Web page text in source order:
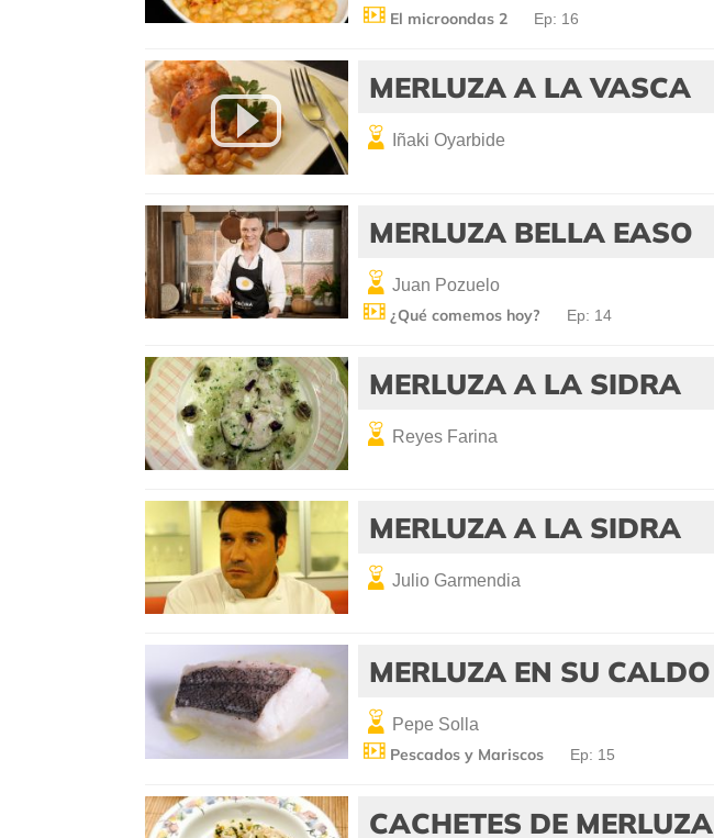
El microondas 2 Ep: 16
MERLUZA A LA VASCA
Iñaki Oyarbide
MERLUZA BELLA EASO
Juan Pozuelo
¿Qué comemos hoy? Ep: 14
MERLUZA A LA SIDRA
Reyes Farina
MERLUZA A LA SIDRA
Julio Garmendia
MERLUZA EN SU CALDO
Pepe Solla
Pescados y Mariscos Ep: 15
CACHETES DE MERLUZA